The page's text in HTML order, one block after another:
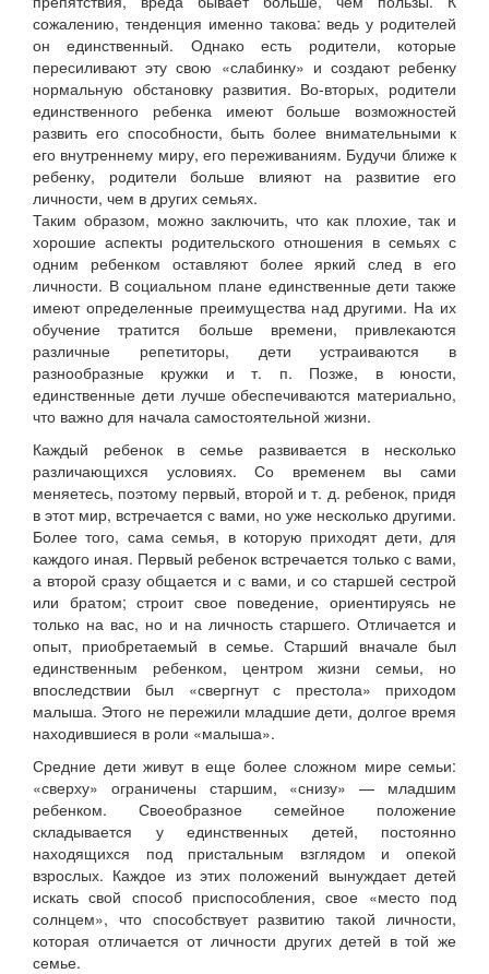
сожалению, тенденция именно такова: ведь у родителей
он единственный. Однако есть родители, которые
пересиливают эту свою «слабинку» и создают ребенку
нормальную обстановку развития. Во-вторых, родители
единственного ребенка имеют больше возможностей
развить его способности, быть более внимательными к
его внутреннему миру, его переживаниям. Будучи ближе к
ребенку, родители больше влияют на развитие его
личности, чем в других семьях.
Таким образом, можно заключить, что как плохие, так и
хорошие аспекты родительского отношения в семьях с
одним ребенком оставляют более яркий след в его
личности. В социальном плане единственные дети также
имеют определенные преимущества над другими. На их
обучение тратится больше времени, привлекаются
различные репетиторы, дети устраиваются в
разнообразные кружки и т. п. Позже, в юности,
единственные дети лучше обеспечиваются материально,
что важно для начала самостоятельной жизни.
Каждый ребенок в семье развивается в несколько
различающихся условиях. Со временем вы сами
меняетесь, поэтому первый, второй и т. д. ребенок, придя
в этот мир, встречается с вами, но уже несколько другими.
Более того, сама семья, в которую приходят дети, для
каждого иная. Первый ребенок встречается только с вами,
а второй сразу общается и с вами, и со старшей сестрой
или братом; строит свое поведение, ориентируясь не
только на вас, но и на личность старшего. Отличается и
опыт, приобретаемый в семье. Старший вначале был
единственным ребенком, центром жизни семьи, но
впоследствии был «свергнут с престола» приходом
малыша. Этого не пережили младшие дети, долгое время
находившиеся в роли «малыша».
Средние дети живут в еще более сложном мире семьи:
«сверху» ограничены старшим, «снизу» — младшим
ребенком. Своеобразное семейное положение
складывается у единственных детей, постоянно
находящихся под пристальным взглядом и опекой
взрослых. Каждое из этих положений вынуждает детей
искать свой способ приспособления, свое «место под
солнцем», что способствует развитию такой личности,
которая отличается от личности других детей в той же
семье.